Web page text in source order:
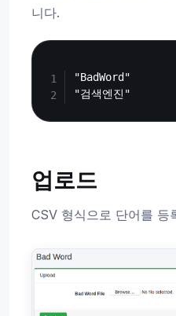
니다.
"BadWord"
업로드
CSV 형식으로 단어를 등